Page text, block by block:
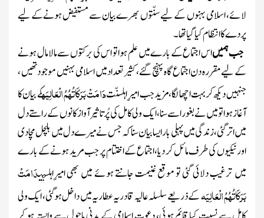
لائے، اسلامی بہنوں کے لیے سنّتوں بھرے بیان سے مستفیض ہونے کے لیے
پردے کا انتظام کیا گیا تھا۔
جب ہمیںاس اجتماع کے بارے میں علم ہوا تو اس کی برکتوں سے مالامال ہونے
کے لیے مقررہ دن اجتماع گاہ پہنچ گئے، کثیر تعداد میں اسلامی بہنیں موجود تھیں ،
جنہیں دیکھ کر بہت اچھا لگا، مزید جب امیرِاہلسنّتدَامَتْ بَرَکَاتُہُمُ الْعَالِیَہکے بیان کا
آغاز ہوا تو میں نے بغور اسے سنا، ایک ولی کامل کی پُر تاثیر آواز کانوں کے راستے دل
میں اتر گئی، زندگی میں پہلی بارایسا بیان سناکہ جس نے میرے دل میں ہلچل مچا دی
اورنیکیوں کی طرف مائل کر دیا، اجتماع کے اختتام پر جب مرید ہونے کے بارے
میں ترغیب دلائی گئی تو موقع غنیمت جانتے ہوئےمیں بھی امیرِاہلسنّتدَامَتْ
بَرَکَاتُہُمُ الْعَالِیَہکے ذریعے سلسلہ عالیہ قادریہ عطاریہ میں داخل ہو گئی، ایک ولی